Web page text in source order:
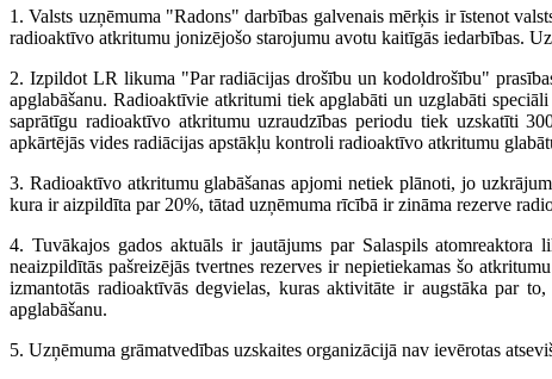
1. Valsts uzņēmuma "Radons" darbības galvenais mērķis ir īstenot
radioaktīvo atkritumu jonizējošo starojumu avotu kaitīgās iedarbības.
2. Izpildot LR likuma "Par radiācijas drošību un kodoldrošību"
apglabāšanu. Radioaktīvie atkritumi tiek apglabāti un uzglabāti
saprātīgu radioaktīvo atkritumu uzraudzības periodu tiek uzskatīti
apkārtējās vides radiācijas apstākļu kontroli radioaktīvo atkritumu
3. Radioaktīvo atkritumu glabāšanas apjomi netiek plānoti, jo
kura ir aizpildīta par 20%, tātad uzņēmuma rīcībā ir zināma rezerve
4. Tuvākajos gados aktuāls ir jautājums par Salaspils
neaizpildītās pašreizējās tvertnes rezerves ir nepietiekamas šo
izmantotās radioaktīvās degvielas, kuras aktivitāte ir augstāka par
apglabāšanu.
5. Uzņēmuma grāmatvedības uzskaites organizācijā nav ievērotas